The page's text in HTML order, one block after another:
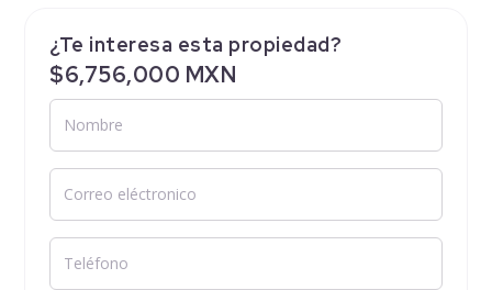
¿Te interesa esta propiedad?
$6,756,000 MXN